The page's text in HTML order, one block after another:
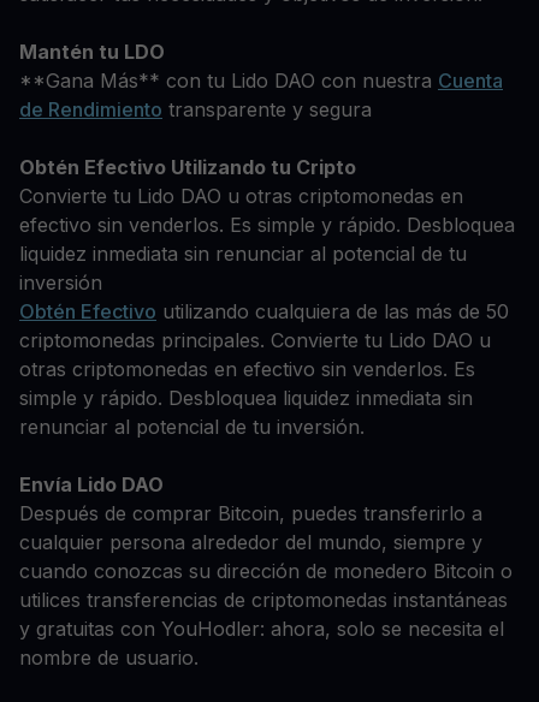
Mantén tu LDO
**Gana Más** con tu Lido DAO con nuestra Cuenta
de Rendimiento transparente y segura
Obtén Efectivo Utilizando tu Cripto
Convierte tu Lido DAO u otras criptomonedas en
efectivo sin venderlos. Es simple y rápido. Desbloquea
liquidez inmediata sin renunciar al potencial de tu
inversión
Obtén Efectivo utilizando cualquiera de las más de 50
criptomonedas principales. Convierte tu Lido DAO u
otras criptomonedas en efectivo sin venderlos. Es
simple y rápido. Desbloquea liquidez inmediata sin
renunciar al potencial de tu inversión.
Envía Lido DAO
Después de comprar Bitcoin, puedes transferirlo a
cualquier persona alrededor del mundo, siempre y
cuando conozcas su dirección de monedero Bitcoin o
utilices transferencias de criptomonedas instantáneas
y gratuitas con YouHodler: ahora, solo se necesita el
nombre de usuario.